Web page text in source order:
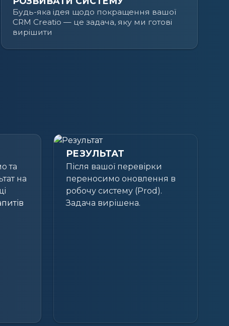
Будь-яка ідея щодо покращення вашої
CRM Creatio — це задача, яку ми готові
вирішити
та
на
РЕЗУЛЬТАТ
Після вашої перевірки
переносимо оновлення в
робочу систему (Prod).
Задача вирішена.